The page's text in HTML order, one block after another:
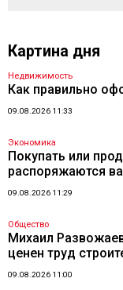
Картина дня
Недвижимость
Как правильно
09.08.2026 11:33
Экономика
Покупать или
распоряжаются
09.08.2026 11:29
Общество
Михаил
ценен труд
09.08.2026 11:00